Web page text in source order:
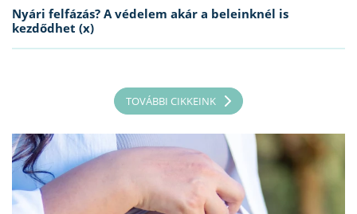
Nyári felfázás? A védelem akár a beleinknél is
kezdődhet (x)
TOVÁBBI CIKKEINK